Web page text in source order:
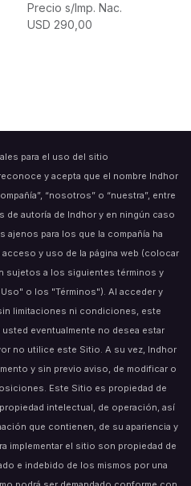
Precio s/Imp. Nac.
USD 290,00
para el uso del sitio
y acepta que el nombre Indhor
“nosotros” o “nuestra”, entre
de autoría de Indhor y en ningún caso
para los que la compañía ha
y uso de la página web (colocar
sujetos a los siguientes términos y
o los "Términos"). Al acceder y
limitaciones ni condiciones, este
eventualmente no desea estar
no utilice este Sitio. A su vez, Indhor
y sin previo aviso, de modificar o
Este Sitio es propiedad de
intelectual, de operación, así
que contienen, de su apariencia y
implementar el sitio son propiedad de
e indebido de los mismos por una